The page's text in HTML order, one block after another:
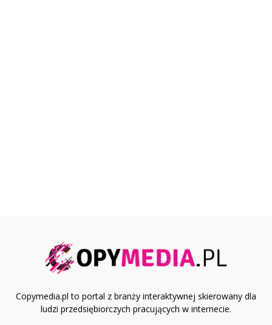
Copymedia.pl to portal z branży interaktywnej skierowany dla
ludzi przedsiębiorczych pracujących w internecie.